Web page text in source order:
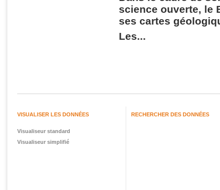
science ouverte, le
ses cartes
Les...
VISUALISER LES DONNÉES
Visualiseur standard
Visualiseur simplifié
RECHERCHER DES DONNÉES